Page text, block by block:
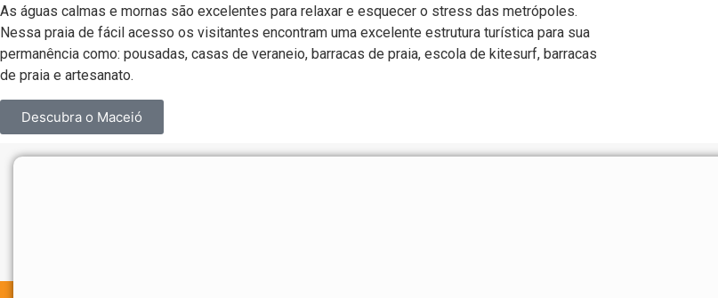
As águas calmas e mornas são excelentes para relaxar e esquecer o stress das metrópoles.
Nessa praia de fácil acesso os visitantes encontram uma excelente estrutura turística para sua
permanência como: pousadas, casas de veraneio, barracas de praia, escola de kitesurf, barracas
de praia e artesanato.
Descubra o Maceió